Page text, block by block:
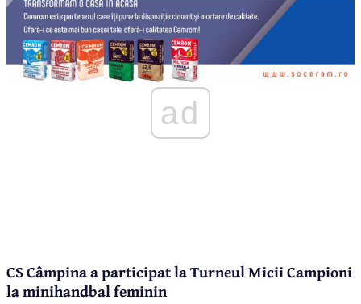
ad
CS Câmpina a participat la Turneul Micii Campioni
la minihandbal feminin